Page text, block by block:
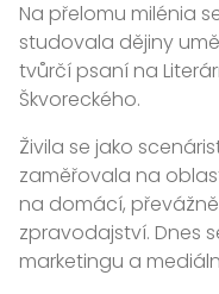
Na přelomu milénia
studovala dějiny
tvůrčí psaní na
Škvoreckého.
Živila se jako
zaměřovala na
na domácí,
zpravodajství. Dnes
marketingu a